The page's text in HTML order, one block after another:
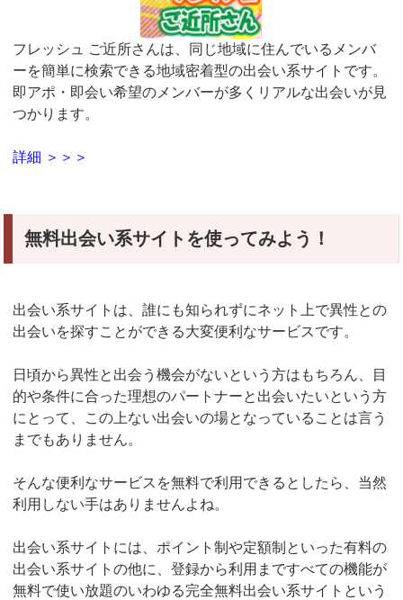
フレッシュ ご近所さんは、同じ地域に住んでいるメンバ
ーを簡単に検索できる地域密着型の出会い系サイトです。
即アポ・即会い希望のメンバーが多くリアルな出会いが見
つかります。
詳細 ＞＞＞
無料出会い系サイトを使ってみよう！
出会い系サイトは、誰にも知られずにネット上で異性との
出会いを探すことができる大変便利なサービスです。
日頃から異性と出会う機会がないという方はもちろん、目
的や条件に合った理想のパートナーと出会いたいという方
にとって、この上ない出会いの場となっていることは言う
までもありません。
そんな便利なサービスを無料で利用できるとしたら、当然
利用しない手はありませんよね。
出会い系サイトには、ポイント制や定額制といった有料の
出会い系サイトの他に、登録から利用まですべての機能が
無料で使い放題のいわゆる完全無料出会い系サイトという